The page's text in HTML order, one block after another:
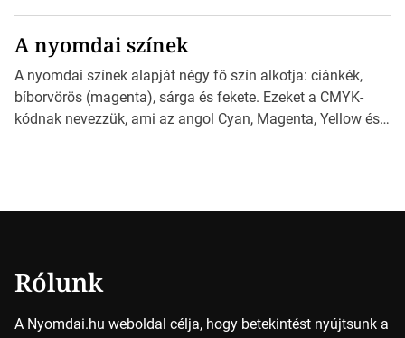
*Hirdetés Ebben a cikkben a papírméretek izgalmas
világába kalauzolunk el téged, hogy jobban megértsd,
milyen szempontok alapján érdemes választanod a
jövőben. Bevezetés a papírméretek világába A […]
A nyomdai színek
A nyomdai színek alapját négy fő szín alkotja: ciánkék,
bíborvörös (magenta), sárga és fekete. Ezeket a CMYK-
kódnak nevezzük, ami az angol Cyan, Magenta, Yellow és
Rólunk
A Nyomdai.hu weboldal célja, hogy betekintést nyújtsunk a